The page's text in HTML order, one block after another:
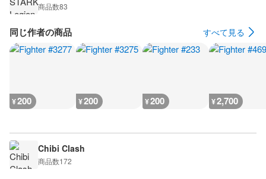
商品数83
同じ作者の商品 すべて見る
¥200 ¥200 ¥200 ¥2,700
Chibi Clash
商品数172